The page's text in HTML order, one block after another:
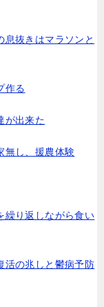
息抜きはマラソンと
作る
が出来た
無し、援農体験
繰り返しながら食い
活の兆しと鬱病予防